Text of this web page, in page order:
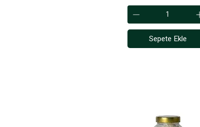
Sepete Ekle